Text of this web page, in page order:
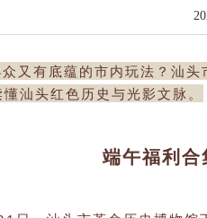
又有底蕴的市内玩法？汕
汕头红色历史与光影文脉。
端午福利合